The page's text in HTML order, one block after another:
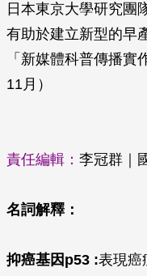
日本東京大學研究團
有助於建立新型的早
「新媒體科普傳播
11月）
責任編輯： 李冠群｜
名詞解釋：
抑癌基因p53 :表現癌